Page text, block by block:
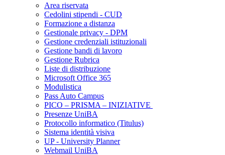
Area riservata
Cedolini stipendi - CUD
Formazione a distanza
Gestionale privacy - DPM
Gestione credenziali istituzionali
Gestione bandi di lavoro
Gestione Rubrica
Liste di distribuzione
Microsoft Office 365
Modulistica
Pass Auto Campus
PICO – PRISMA – INIZIATIVE
Presenze UniBA
Protocollo informatico (Titulus)
Sistema identità visiva
UP - University Planner
Webmail UniBA